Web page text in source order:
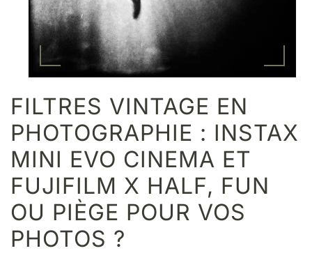
FILTRES VINTAGE EN
PHOTOGRAPHIE : INSTAX
MINI EVO CINEMA ET
FUJIFILM X HALF, FUN
OU PIÈGE POUR VOS
PHOTOS ?